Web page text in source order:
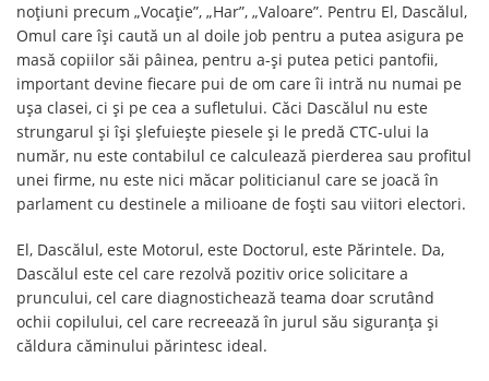
noțiuni precum „Vocație”, „Har”, „Valoare”. Pentru El, Dascălul,
Omul care își caută un al doile job pentru a putea asigura pe
masă copiilor săi pâinea, pentru a-și putea petici pantofii,
important devine fiecare pui de om care îi intră nu numai pe
ușa clasei, ci și pe cea a sufletului. Căci Dascălul nu este
strungarul și își șlefuiește piesele și le predă CTC-ului la
număr, nu este contabilul ce calculează pierderea sau profitul
unei firme, nu este nici măcar politicianul care se joacă în
parlament cu destinele a milioane de foști sau viitori electori.
El, Dascălul, este Motorul, este Doctorul, este Părintele. Da,
Dascălul este cel care rezolvă pozitiv orice solicitare a
pruncului, cel care diagnostichează teama doar scrutând
ochii copilului, cel care recreează în jurul său siguranța și
căldura căminului părintesc ideal.